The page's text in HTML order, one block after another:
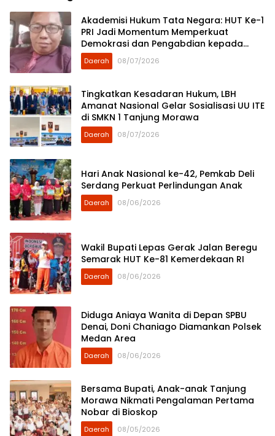
Akademisi Hukum Tata Negara: HUT Ke-1
PRI Jadi Momentum Memperkuat
Demokrasi dan Pengabdian kepada
Rakyat
Daerah 08/07/2026
Tingkatkan Kesadaran Hukum, LBH
Amanat Nasional Gelar Sosialisasi UU ITE
di SMKN 1 Tanjung Morawa
Daerah 08/07/2026
Hari Anak Nasional ke-42, Pemkab Deli
Serdang Perkuat Perlindungan Anak
Daerah 08/06/2026
Wakil Bupati Lepas Gerak Jalan Beregu
Semarak HUT Ke-81 Kemerdekaan RI
Daerah 08/06/2026
Diduga Aniaya Wanita di Depan SPBU
Denai, Doni Chaniago Diamankan Polsek
Medan Area
Daerah 08/06/2026
Bersama Bupati, Anak-anak Tanjung
Morawa Nikmati Pengalaman Pertama
Nobar di Bioskop
Daerah 08/05/2026